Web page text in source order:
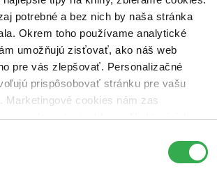
potrebné a bez nich by naša stránka
Okrem toho používame analytické
umožňujú zisťovať, ako náš web
pre vás zlepšovať. Personalizačné
prispôsobovať stránku pre vašu
Marketingové cookies nám zas
relevantnej reklamy. Niektoré údaje
všetky tieto cookies. Ďakujeme!